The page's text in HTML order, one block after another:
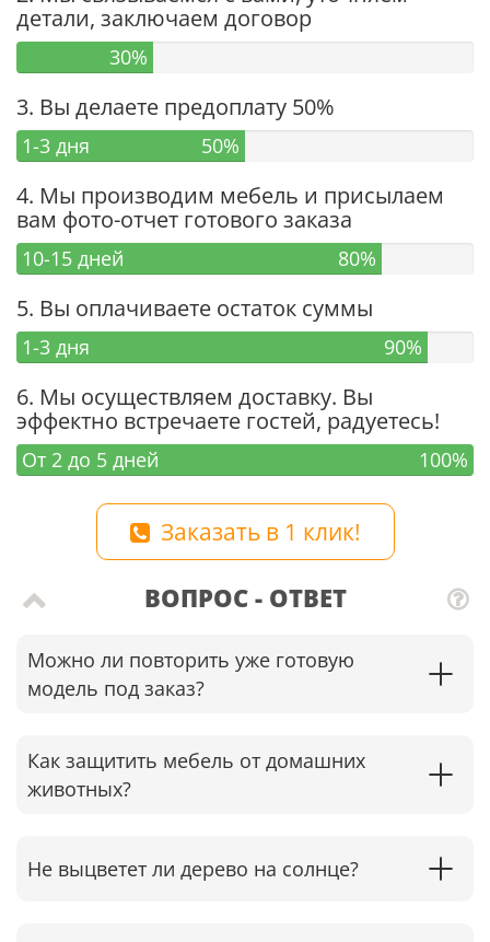
детали, заключаем договор
30%
3. Вы делаете предоплату 50%
1-3 дня 50%
4. Мы производим мебель и присылаем
вам фото-отчет готового заказа
10-15 дней 80%
5. Вы оплачиваете остаток суммы
1-3 дня 90%
6. Мы осуществляем доставку. Вы
эффектно встречаете гостей, радуетесь!
От 2 до 5 дней 100%
Заказать в 1 клик!
ВОПРОС - ОТВЕТ
Можно ли повторить уже готовую
модель под заказ?
Как защитить мебель от домашних
животных?
Не выцветет ли дерево на солнце?